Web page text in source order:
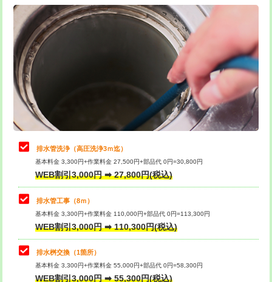
給水管工事※（ライニング鋼管・銅
管・ポリ管・HT管使用/3ｍまで)
44,000円
給水管工事※（ライニング鋼管・銅
管・ポリ管・HT管使用/3ｍ超え)
+8,800円
排水管工事（土の掘削・埋め戻し作
業）
11,000円~
排水管工事（排水管工事/3ｍまで） 55,000円
排水管工事（追加 排水管工事/3ｍ超
え）
マス交換（土の掘削・埋め戻し作業）
マス交換（深さ50㎝未満）
マス交換（深さ50㎝以上） 66,000円
コンクリート斫り（厚さ10㎝まで）
コンクリート斫り（厚さ10㎝超え）
追加トーラー機使用/3m超え +3,300円
カメラ調査 33,000円
桝清掃 8,800円
止水・漏水調査・防水処理・清掃・修
理・調整・分解・加工など（軽作業）
11,000円
止水・漏水調査・防水処理・清掃・修
理・調整・分解・加工など（中作業）
22,000円
止水・漏水調査・防水処理・清掃・修
理・調整・分解・加工など（重作業）
33,000円
その他部品の脱着
交換・取付（タンク） 22,000円+材料費
交換・取付(単水栓（壁付・デッキ
式）)
排水管洗浄（高圧洗浄3ｍ迄）
基本料金 3,300円+作業料金 27,500円+部品代 0円=30,800円
WEB割引3,000円 ➡ 27,800円(税込)
排水管工事（8ｍ）
基本料金 3,300円+作業料金 110,000円+部品代 0円=113,300円
WEB割引3,000円 ➡ 110,300円(税込)
排水桝交換（1箇所）
基本料金 3,300円+作業料金 55,000円+部品代 0円=58,300円
WEB割引3,000円 ➡ 55,300円(税込)